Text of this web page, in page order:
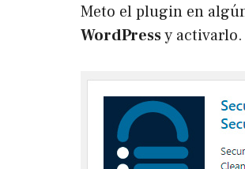
Meto el plugin en
WordPressy activarlo.